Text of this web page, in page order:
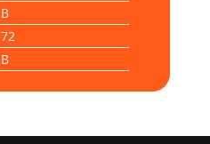
B
72
B